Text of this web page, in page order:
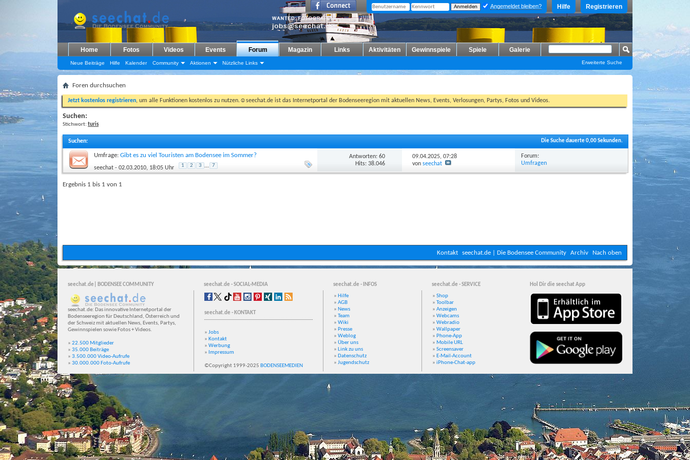
Registrieren
Hilfe
Angemeldet bleiben?
Home Fotos Videos Events Forum
Neue Beiträge Hilfe Kalender Community Aktionen Nützliche Links
Magazin Links Aktivitäten Gewinnspiele Spiele Galerie
Erweiterte Suche
Foren durchsuchen
Jetzt kostenlos registrieren, um alle Funktionen kostenlos zu nutzen.☺seechat.de ist das Internetportal der Bodenseeregion mit aktuellen News, Events, Verlosungen, Partys, Fotos und Videos.
Suchen:
Stichwort: turis
Suchen: Die Suche dauerte0,00Sekunden.
Umfrage: Gibt es zu viel Touristen am Bodensee im Sommer?
seechat - 02.03.2010, 18:05 Uhr 1 2 3 ... 7
Antworten: 60
Hits: 38.046
09.04.2025, 07:28
von seechat
Forum:
Umfragen
Ergebnis 1 bis 1 von 1
Kontakt seechat.de | Die Bodensee Community Archiv Nach oben
seechat.de| BODENSEE COMMUNITY seechat.de - SOCIAL-MEDIA seechat.de - INFOS seechat.de - SERVICE Hol Dir die seechat App
seechat.de: Das innovative Internetportal der
Bodenseeregion für Deutschland, Österreich und
der Schweiz mit aktuellen News, Events, Partys,
Gewinnspielen sowie Fotos + Videos.
» 22.500 Mitglieder
» 35.000 Beiträge
» 3.500.000 Video-Aufrufe
» 30.000.000 Foto-Aufrufe
seechat.de - KONTAKT
» Jobs
» Kontakt
» Werbung
» Impressum
©Copyright 1999-2025 BODENSEEMEDIEN
» Hilfe
» AGB
» News
» Team
» Wiki
» Presse
» Weblog
» Über uns
» Link zu uns
» Datenschutz
» Jugendschutz
» Shop
» Toolbar
» Anzeigen
» Webcams
» Webradio
» Wallpaper
» Phone-App
» Mobile URL
» Screensaver
» E-Mail-Account
» iPhone-Chat-app